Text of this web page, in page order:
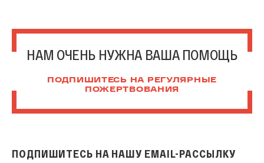
НАМ ОЧЕНЬ НУЖНА ВАША ПОМОЩЬ
ПОДПИШИТЕСЬ НА РЕГУЛЯРНЫЕ
ПОЖЕРТВОВАНИЯ
ПОДПИШИТЕСЬ НА НАШУ EMAIL-РАССЫЛКУ